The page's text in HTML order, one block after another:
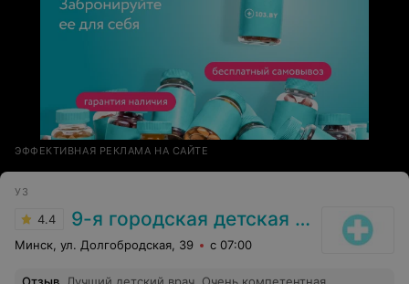
ЭФФЕКТИВНАЯ РЕКЛАМА НА САЙТЕ
УЗ
4.4 9-я городская детская поликлиника
Минск, ул. Долгобродская, 39 с 07:00